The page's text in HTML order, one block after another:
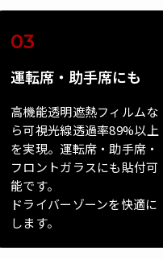
03
運転席・助手席にも
高機能透明遮熱フィルムな
ら可視光線透過率89%以上
を実現。運転席・助手席・
フロントガラスにも貼付可
能です。
ドライバーゾーンを快適に
します。